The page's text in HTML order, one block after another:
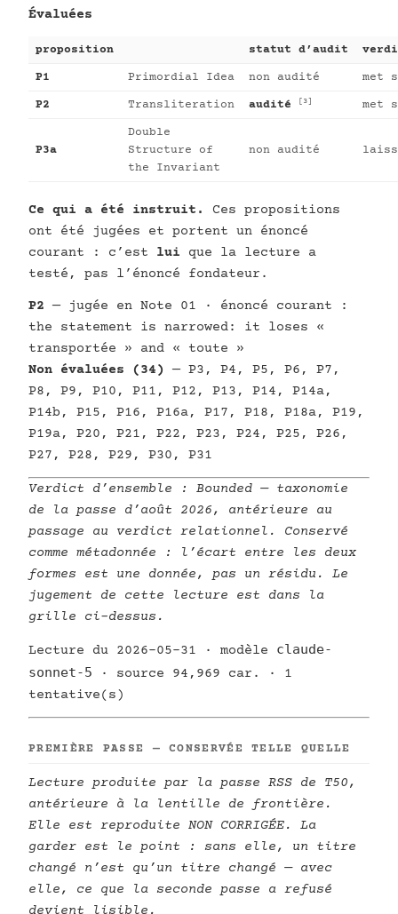
Évaluées
proposition statut d’audit
P1 Primordial Idea non audité met
P2 Transliteration audité [3] met
P3a
Double
Structure of
the Invariant
non audité
Ce qui a été instruit.
Ces propositions
ont été jugées et portent un énoncé
courant : c’est lui que la lecture a
testé, pas l’énoncé fondateur.
P2 — jugée en Note 01 · énoncé courant :
the statement is narrowed: it loses «
transportée » and « toute »
Non évaluées (34) — P3, P4, P5, P6, P7,
P8, P9, P10, P11, P12, P13, P14, P14a,
P14b, P15, P16, P16a, P17, P18, P18a, P19,
P19a, P20, P21, P22, P23, P24, P25, P26,
P27, P28, P29, P30, P31
Verdict d’ensemble : Bounded — taxonomie
de la passe d’août 2026, antérieure au
passage au verdict relationnel. Conservé
comme métadonnée : l’écart entre les deux
formes est une donnée, pas un résidu. Le
jugement de cette lecture est dans la
grille ci-dessus.
Lecture du 2026-05-31 · modèle claude-
sonnet-5 · source 94,969 car. · 1
tentative(s)
PREMIÈRE PASSE — CONSERVÉE TELLE QUELLE
Lecture produite par la passe RSS de T50,
antérieure à la lentille de frontière.
Elle est reproduite NON CORRIGÉE. La
garder est le point : sans elle, un titre
changé n’est qu’un titre changé — avec
elle, ce que la seconde passe a refusé
devient lisible.